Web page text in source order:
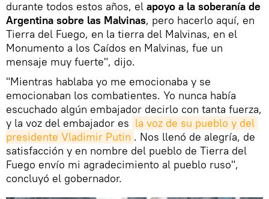
durante todos estos años, el apoyo a la soberanía de
Argentina sobre las Malvinas, pero hacerlo aquí, en
Tierra del Fuego, en la tierra del Malvinas, en el
Monumento a los Caídos en Malvinas, fue un
mensaje muy fuerte", dijo.
"Mientras hablaba yo me emocionaba y se
emocionaban los combatientes. Yo nunca había
escuchado algún embajador decirlo con tanta fuerza,
y la voz del embajador es la voz de su pueblo y del
presidente Vladimir Putin . Nos llenó de alegría, de
satisfacción y en nombre del pueblo de Tierra del
Fuego envío mi agradecimiento al pueblo ruso",
concluyó el gobernador.